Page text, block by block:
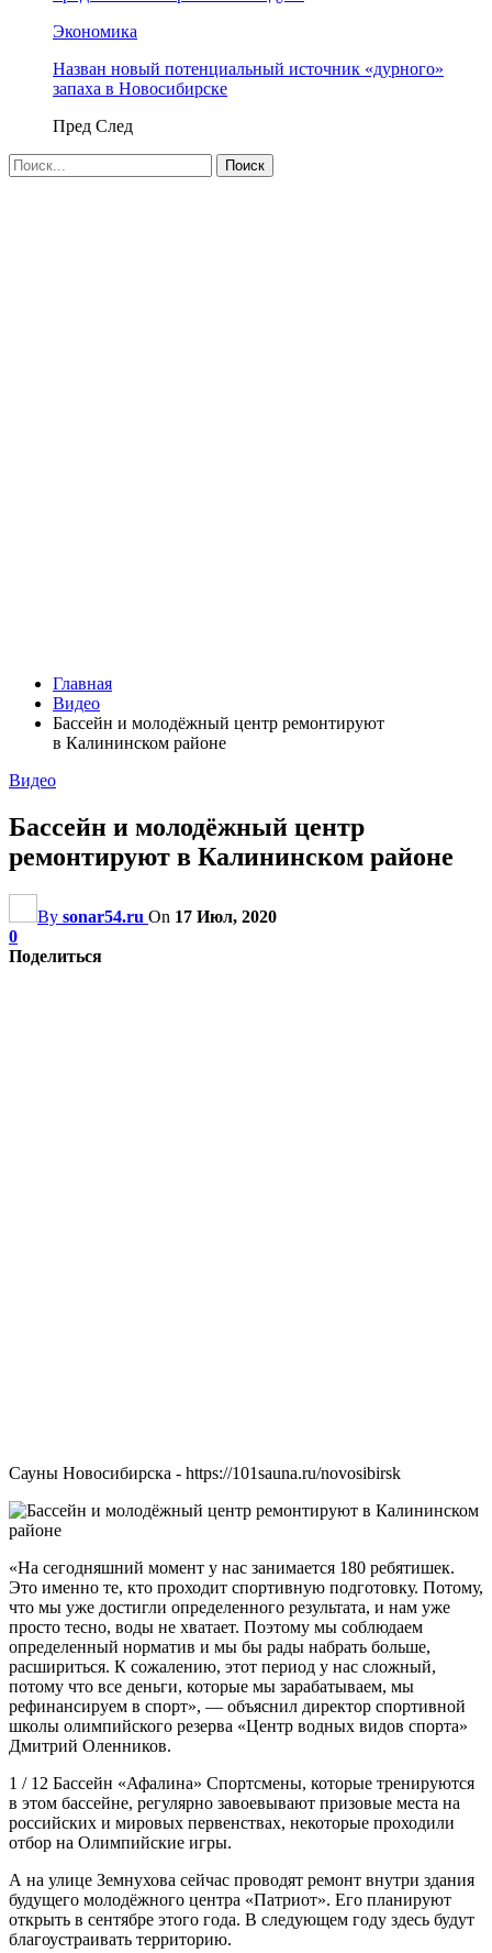
Экономика
Назван новый потенциальный источник «дурного»
запаха в Новосибирске
Пред След
Главная
Видео
Бассейн и молодёжный центр ремонтируют
в Калининском районе
Видео
Бассейн и молодёжный центр
ремонтируют в Калининском районе
By sonar54.ru On 17 Июл, 2020
0
Поделиться
Сауны Новосибирска - https://101sauna.ru/novosibirsk
«На сегодняшний момент у нас занимается 180 ребятишек.
Это именно те, кто проходит спортивную подготовку. Потому,
что мы уже достигли определенного результата, и нам уже
просто тесно, воды не хватает. Поэтому мы соблюдаем
определенный норматив и мы бы рады набрать больше,
расшириться. К сожалению, этот период у нас сложный,
потому что все деньги, которые мы зарабатываем, мы
рефинансируем в спорт», — объяснил директор спортивной
школы олимпийского резерва «Центр водных видов спорта»
Дмитрий Оленников.
1 / 12 Бассейн «Афалина» Спортсмены, которые тренируются
в этом бассейне, регулярно завоевывают призовые места на
российских и мировых первенствах, некоторые проходили
отбор на Олимпийские игры.
А на улице Земнухова сейчас проводят ремонт внутри здания
будущего молодёжного центра «Патриот». Его планируют
открыть в сентябре этого года. В следующем году здесь будут
благоустраивать территорию.